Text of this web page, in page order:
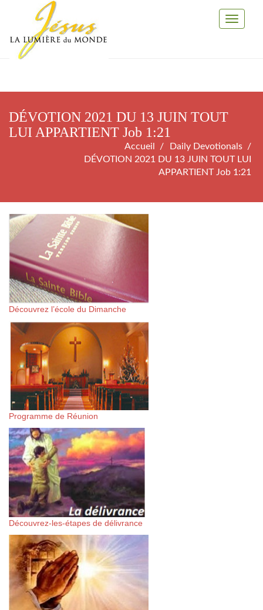
Toggle
DÉVOTION 2021 DU 13 JUIN TOUT
LUI APPARTIENT Job 1:21
Accueil
Daily Devotionals
DÉVOTION 2021 DU 13 JUIN TOUT LUI
APPARTIENT Job 1:21
Découvrez l’école du Dimanche
Programme de Réunion
Découvrez-les-étapes de délivrance